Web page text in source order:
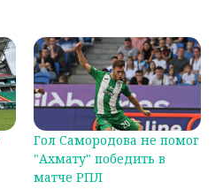
Гол Самородова не помог
"Ахмату" победить в
матче РПЛ